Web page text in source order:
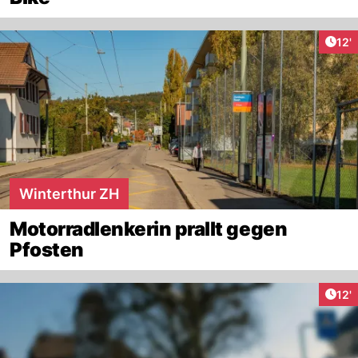
12'
Winterthur ZH
Motorradlenkerin prallt gegen
Pfosten
12'